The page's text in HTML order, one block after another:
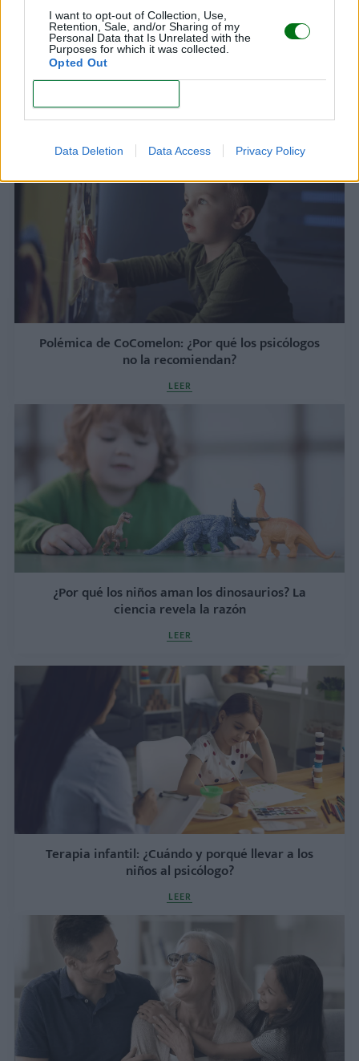
I want to opt-out of Collection, Use,
Retention, Sale, and/or Sharing of my
Personal Data that Is Unrelated with the
Purposes for which it was collected.
Opted Out
Data Deletion Data Access Privacy Policy
¿Es bueno vestir a los niños como adultos? ¿Qué
LEER
Polémica de CoComelon: ¿Por qué los psicólogos
no la recomiendan?
LEER
¿Por qué los niños aman los dinosaurios? La
ciencia revela la razón
LEER
Terapia infantil: ¿Cuándo y porqué llevar a los
niños al psicólogo?
LEER